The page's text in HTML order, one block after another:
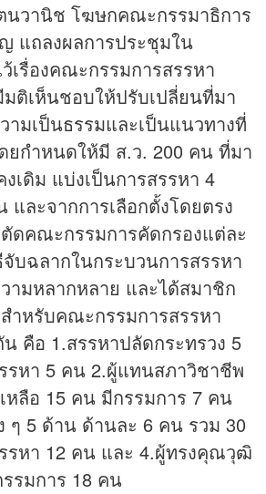
นวานิช โฆษกคณะกรรมาธิการ
แถลงผลการประชุมใน
เรื่องคณะกรรมการสรรหา
ติเห็นชอบให้ปรับเปลี่ยนที่มา
ามเป็นธรรมและเป็นแนวทางที่
ยกำหนดให้มี ส.ว. 200 คน ที่มา
เดิม แบ่งเป็นการสรรหา 4
และจากการเลือกตั้งโดยตรง
ดคณะกรรมการคัดกรองแต่ละ
บฉลากในกระบวนการสรรหา
ามหลากหลาย และได้สมาชิก
หรับคณะกรรมการสรรหา
คือ 1.สรรหาปลัดกระทรวง 5
รหา 5 คน 2.ผู้แทนสภาวิชาชีพ
หลือ 15 คน มีกรรมการ 7 คน
ๆ 5 ด้าน ด้านละ 6 คน รวม 30
รหา 12 คน และ 4.ผู้ทรงคุณวุฒิ
รมการ 18 คน